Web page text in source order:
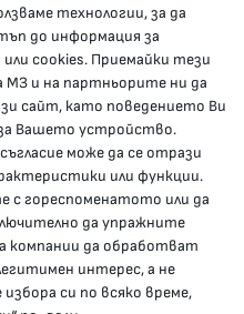
Неделя“ №5
технологии, за да
до информация за
cookies. Приемайки тези
МЗ и на партньорите ни да
сайт, като поведението Ви
Вашето устройство.
може да се отрази
или функции.
с гореспоменатото или да
да упражните
компании да обработват
интерес, а не
си по всяко време,